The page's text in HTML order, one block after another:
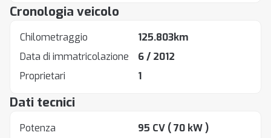
Cronologia veicolo
Chilometraggio
125.803km
Data di immatricolazione
6 / 2012
Proprietari
1
Dati tecnici
Potenza 95 CV ( 70 kW )